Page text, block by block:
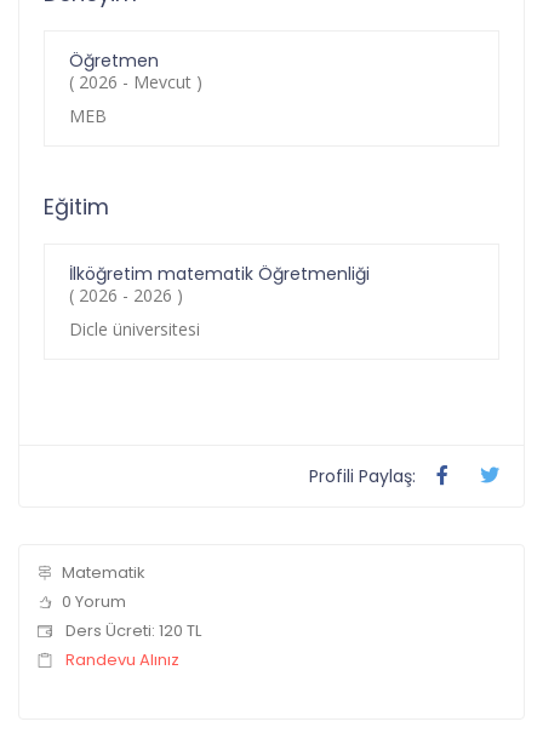
Öğretmen
( 2026 - Mevcut )
MEB
Eğitim
İlköğretim matematik Öğretmenliği
( 2026 - 2026 )
Dicle üniversitesi
Profili Paylaş:
Matematik
0 Yorum
Ders Ücreti: 120 TL
Randevu Alınız